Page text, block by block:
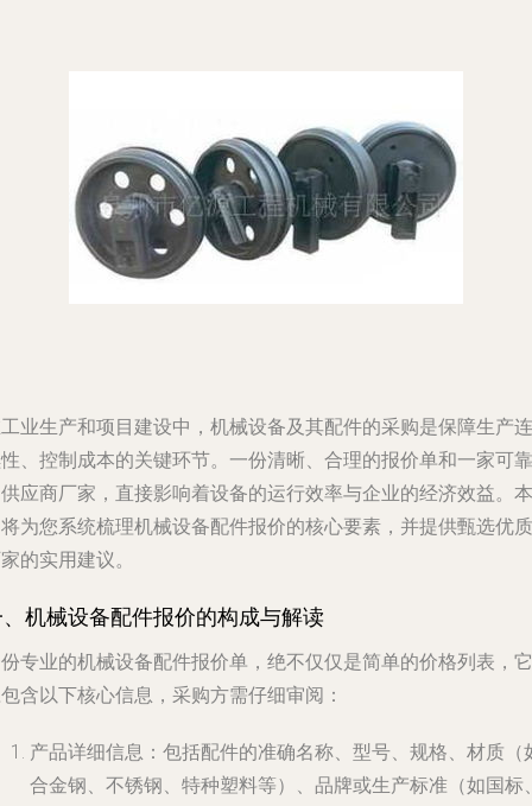
业生产和项目建设中，机械设备及其配件的采购是保障生产连
、控制成本的关键环节。一份清晰、合理的报价单和一家可靠
应商厂家，直接影响着设备的运行效率与企业的经济效益。本
为您系统梳理机械设备配件报价的核心要素，并提供甄选优质
的实用建议。
机械设备配件报价的构成与解读
专业的机械设备配件报价单，绝不仅仅是简单的价格列表，它
含以下核心信息，采购方需仔细审阅：
产品详细信息 ：包括配件的准确名称、型号、规格、材质（
合金钢、不锈钢、特种塑料等）、品牌或生产标准（如国标